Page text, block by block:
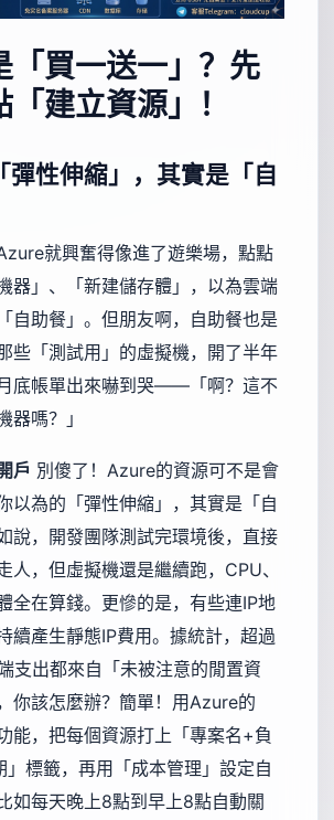
「買一送一」？先
建立資源」！
彈性伸縮」，其實是「自
就興奮得像進了遊樂場，點點
器」、「新建儲存體」，以為雲端
自助餐」。但朋友啊，自助餐也是
些「測試用」的虛擬機，開了半年
底帳單出來嚇到哭——「啊？這不
器嗎？」
戶 別傻了！Azure的資源可不是會
以為的「彈性伸縮」，其實是「自
說，開發團隊測試完環境後，直接
人，但虛擬機還是繼續跑，CPU、
全在算錢。更慘的是，有些連IP地
續產生靜態IP費用。據統計，超過
支出都來自「未被注意的閒置資
你該怎麼辦？簡單！用Azure的
能，把每個資源打上「專案名+負
」標籤，再用「成本管理」設定自
如每天晚上8點到早上8點自動關